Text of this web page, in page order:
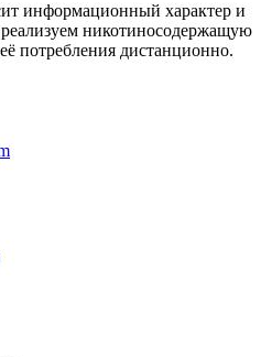
информационный характер и
никотиносодержащую
потребления дистанционно.